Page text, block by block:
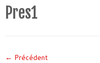
Pres1
← Précédent